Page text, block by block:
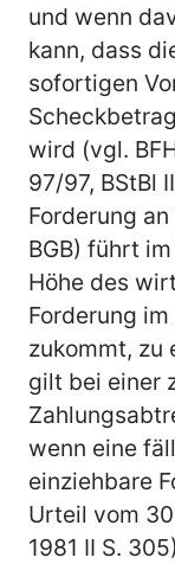
und wenn
kann, dass
sofortigen
wird (vgl.
97/97, BStBl
Forderung
BGB) führt
Höhe des
Forderung
zukommt, zu
gilt bei einer
wenn eine
einziehbare
Urteil vom
1981 II S.